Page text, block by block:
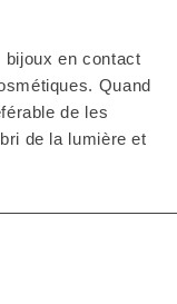
en contact
Quand
de les
de la lumière et